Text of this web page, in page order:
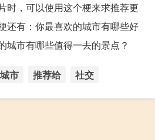
时，可以使用这个梗来求推荐更
还有：你最喜欢的城市有哪些好
城市有哪些值得一去的景点？
城市 推荐给 社交